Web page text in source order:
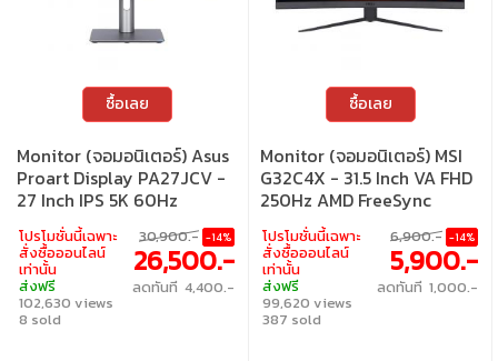
ซื้อเลย
Monitor (จอมอนิเตอร์) Asus
Proart Display PA27JCV -
27 Inch IPS 5K 60Hz
Adaptive Sync USB-C
โปรโมชั่นนี้เฉพาะ
สั่งซื้อออนไลน์
เท่านั้น
ส่งฟรี
102,630 views
8 sold
30,900.- -14%
26,500.-
ลดทันที 4,400.-
ซื้อเลย
Monitor (จอมอนิเตอร์) MSI
G32C4X - 31.5 Inch VA FHD
250Hz AMD FreeSync
Premium Curved
โปรโมชั่นนี้เฉพาะ
สั่งซื้อออนไลน์
เท่านั้น
ส่งฟรี
99,620 views
387 sold
6,900.- -14%
5,900.-
ลดทันที 1,000.-